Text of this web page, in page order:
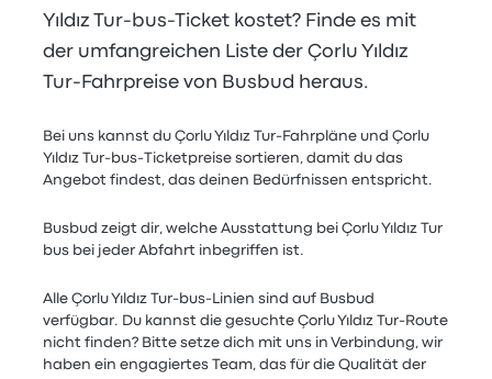
Yıldız Tur-bus-Ticket kostet? Finde es mit
der umfangreichen Liste der Çorlu Yıldız
Tur-Fahrpreise von Busbud heraus.
Bei uns kannst du Çorlu Yıldız Tur-Fahrpläne und Çorlu
Yıldız Tur-bus-Ticketpreise sortieren, damit du das
Angebot findest, das deinen Bedürfnissen entspricht.
Busbud zeigt dir, welche Ausstattung bei Çorlu Yıldız Tur
bus bei jeder Abfahrt inbegriffen ist.
Alle Çorlu Yıldız Tur-bus-Linien sind auf Busbud
verfügbar. Du kannst die gesuchte Çorlu Yıldız Tur-Route
nicht finden? Bitte setze dich mit uns in Verbindung, wir
haben ein engagiertes Team, das für die Qualität der